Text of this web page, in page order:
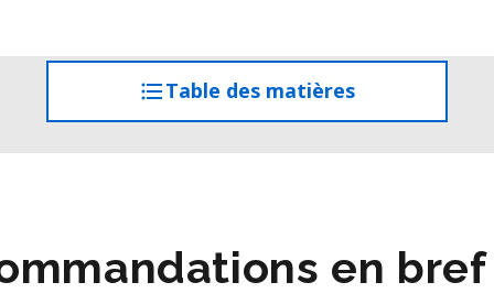
Table des matièresaccéder
à
en bref